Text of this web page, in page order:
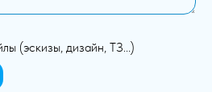
(эскизы, дизайн, ТЗ...)